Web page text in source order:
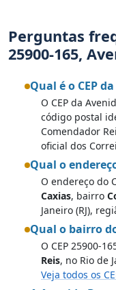
Perguntas
25900-165,
Qual é o CEP
O CEP da
código postal
Comendador
oficial dos
Qual o
O endereço do
Caxias, bairro
Janeiro (RJ),
Qual o bairro
O CEP 25900-
Reis, no Rio de
Veja todos os